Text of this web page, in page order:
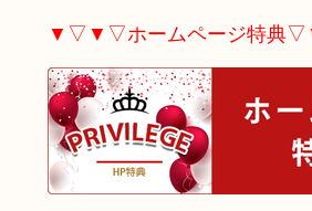
▼▽▼▽ホームページ特